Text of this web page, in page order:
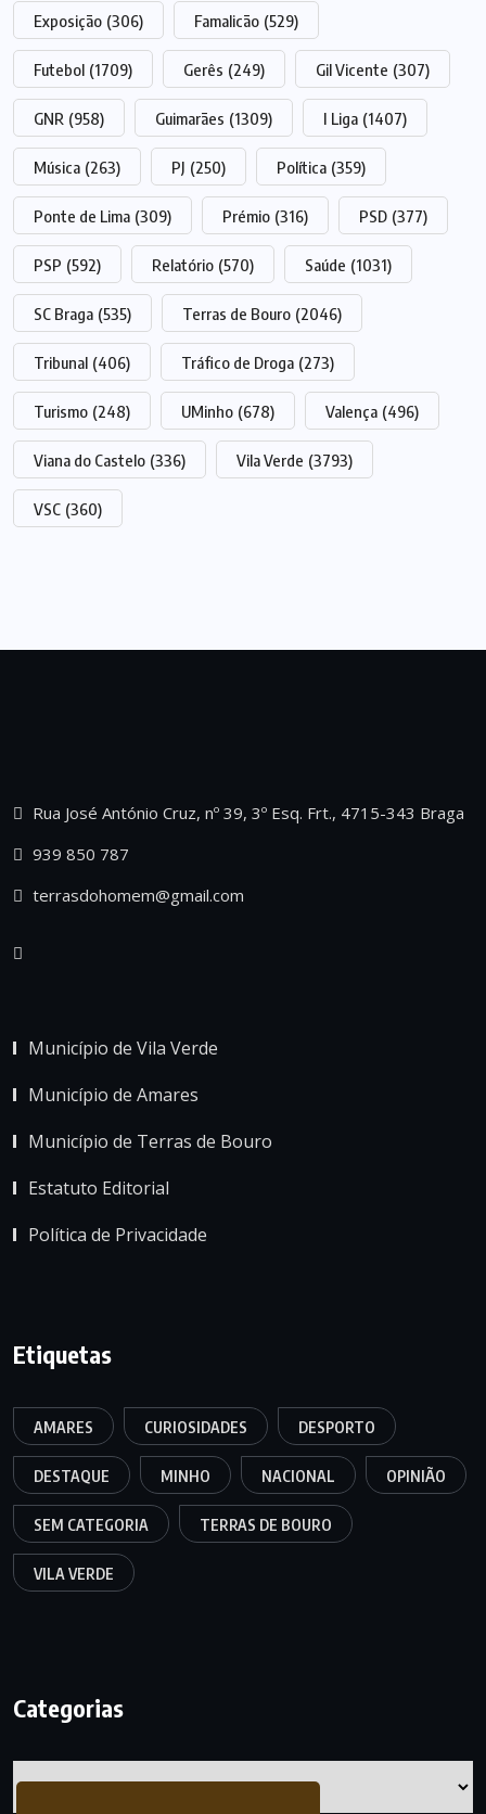
Exposição (306) Famalicão (529)
Futebol (1709) Gerês (249) Gil Vicente (307)
GNR (958) Guimarães (1309) I Liga (1407)
Música (263) PJ (250) Política (359)
Ponte de Lima (309) Prémio (316) PSD (377)
PSP (592) Relatório (570) Saúde (1031)
SC Braga (535) Terras de Bouro (2046)
Tribunal (406) Tráfico de Droga (273)
Turismo (248) UMinho (678) Valença (496)
Viana do Castelo (336) Vila Verde (3793)
VSC (360)
Rua José António Cruz, nº 39, 3º Esq. Frt., 4715-343 Braga
939 850 787
terrasdohomem@gmail.com
Município de Vila Verde
Município de Amares
Município de Terras de Bouro
Estatuto Editorial
Política de Privacidade
Etiquetas
AMARES CURIOSIDADES DESPORTO
DESTAQUE MINHO NACIONAL OPINIÃO
SEM CATEGORIA TERRAS DE BOURO
VILA VERDE
Categorias